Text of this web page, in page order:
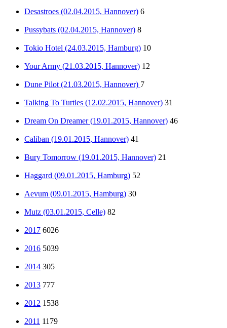
Desastroes (02.04.2015, Hannover) 6
Pussybats (02.04.2015, Hannover) 8
Tokio Hotel (24.03.2015, Hamburg) 10
Your Army (21.03.2015, Hannover) 12
Dune Pilot (21.03.2015, Hannover) 7
Talking To Turtles (12.02.2015, Hannover) 31
Dream On Dreamer (19.01.2015, Hannover) 46
Caliban (19.01.2015, Hannover) 41
Bury Tomorrow (19.01.2015, Hannover) 21
Haggard (09.01.2015, Hamburg) 52
Aevum (09.01.2015, Hamburg) 30
Mutz (03.01.2015, Celle) 82
2017 6026
2016 5039
2014 305
2013 777
2012 1538
2011 1179